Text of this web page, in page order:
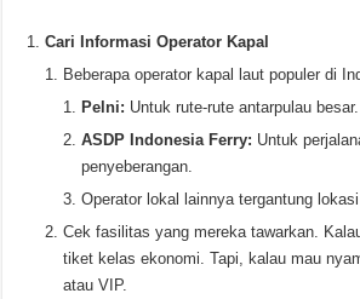
Cari Informasi Operator Kapal
Beberapa operator kapal laut populer di
Pelni: Untuk rute-rute antarpulau besar.
ASDP Indonesia Ferry: Untuk
penyeberangan.
Operator lokal lainnya tergantung lokasi
Cek fasilitas yang mereka tawarkan.
tiket kelas ekonomi. Tapi, kalau mau
atau VIP.